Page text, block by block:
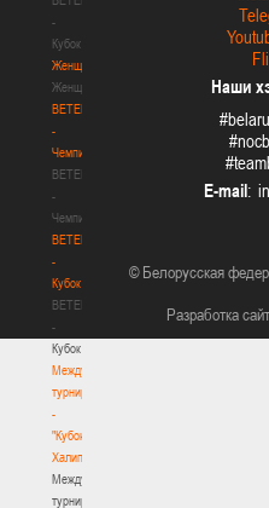
-
Кубок
Женщины
Женщины
BETERA
-
Чемпионат
BETERA
-
Чемпионат
BETERA
-
Кубок
BETERA
-
Кубок
Международный
турнир
-
"Кубок
Халипского"
Международный
турнир
Наши
E-mail:
© Белорусская
Разработка